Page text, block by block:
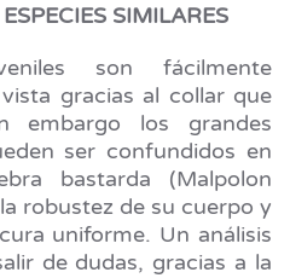
SIMILARES
son fácilmente
gracias al collar que
embargo los grandes
ser confundidos en
bastarda (Malpolon
robustez de su cuerpo y
uniforme. Un análisis
de dudas, gracias a la